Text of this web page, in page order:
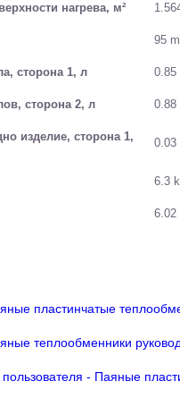
нагрева, м²
95
сторона 1, л 0.85
сторона 2, л 0.88
изделие, сторона 1,
0.03
6.3
6.02
пластинчатые
теплообменники
пользователя - Паяные